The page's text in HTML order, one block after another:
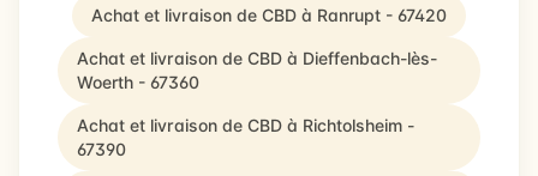
Achat et livraison de CBD à Ranrupt - 67420
Achat et livraison de CBD à Dieffenbach-lès-
Woerth - 67360
Achat et livraison de CBD à Richtolsheim -
67390